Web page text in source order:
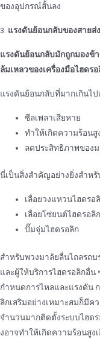
ของอุปกรณ์สั้นลง
3. แรงดันย้อนกลับของสายส่
แรงดันย้อนกลับมักถูกมองข้
ล้มเหลวของเครื่องมือไฮดร
แรงดันย้อนกลับที่มากเกินไป
ซีลเพลาเสียหาย
ทําให้เกิดความร้อนสู
ลดประสิทธิภาพของ
นี่เป็นสิ่งสําคัญอย่างยิ่งสําหรั
เลื่อยวงแหวนไฮดรอ
เลื่อยโซ่ยนต์ไฮดรอลิก
ปั๊มจุ่มไฮดรอลิก
สําหรับพวงมาลัยลื่นไถลรถ
และผู้ให้บริการไฮดรอลิกอื่
กําหนดการไหลและแรงดัน
ลิกเสริมอย่างเหมาะสมก็มีค
จํานวนมากติดตั้งระบบไฮด
งอาจทําให้เกิดความร้อนสู